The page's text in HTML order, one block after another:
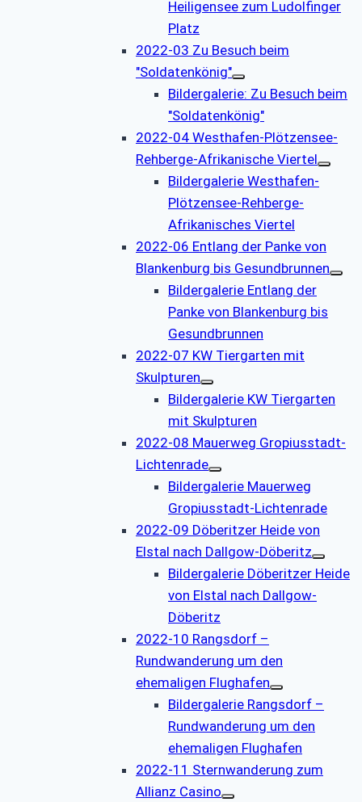
Heiligensee zum Ludolfinger
Platz
2022-03 Zu Besuch beim
"Soldatenkönig"
Bildergalerie: Zu Besuch beim
"Soldatenkönig"
2022-04 Westhafen-Plötzensee-
Rehberge-Afrikanische Viertel
Bildergalerie Westhafen-
Plötzensee-Rehberge-
Afrikanisches Viertel
2022-06 Entlang der Panke von
Blankenburg bis Gesundbrunnen
Bildergalerie Entlang der
Panke von Blankenburg bis
Gesundbrunnen
2022-07 KW Tiergarten mit
Skulpturen
Bildergalerie KW Tiergarten
mit Skulpturen
2022-08 Mauerweg Gropiusstadt-
Lichtenrade
Bildergalerie Mauerweg
Gropiusstadt-Lichtenrade
2022-09 Döberitzer Heide von
Elstal nach Dallgow-Döberitz
Bildergalerie Döberitzer Heide
von Elstal nach Dallgow-
Döberitz
2022-10 Rangsdorf –
Rundwanderung um den
ehemaligen Flughafen
Bildergalerie Rangsdorf –
Rundwanderung um den
ehemaligen Flughafen
2022-11 Sternwanderung zum
Allianz Casino